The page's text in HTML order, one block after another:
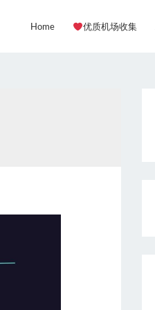
Home 优质机场收集